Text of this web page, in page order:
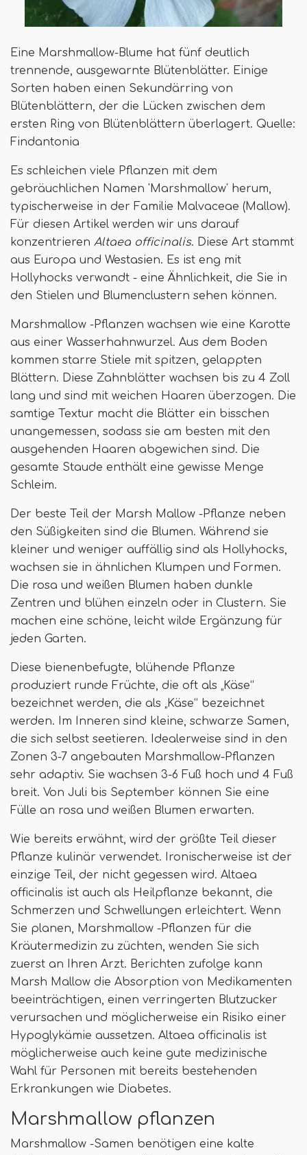
Eine Marshmallow-Blume hat fünf deutlich
trennende, ausgewarnte Blütenblätter. Einige
Sorten haben einen Sekundärring von
Blütenblättern, der die Lücken zwischen dem
ersten Ring von Blütenblättern überlagert. Quelle:
Findantonia
Es schleichen viele Pflanzen mit dem
gebräuchlichen Namen 'Marshmallow' herum,
typischerweise in der Familie Malvaceae (Mallow).
Für diesen Artikel werden wir uns darauf
konzentrieren Altaea officinalis. Diese Art stammt
aus Europa und Westasien. Es ist eng mit
Hollyhocks verwandt - eine Ähnlichkeit, die Sie in
den Stielen und Blumenclustern sehen können.
Marshmallow -Pflanzen wachsen wie eine Karotte
aus einer Wasserhahnwurzel. Aus dem Boden
kommen starre Stiele mit spitzen, gelappten
Blättern. Diese Zahnblätter wachsen bis zu 4 Zoll
lang und sind mit weichen Haaren überzogen. Die
samtige Textur macht die Blätter ein bisschen
unangemessen, sodass sie am besten mit den
ausgehenden Haaren abgewichen sind. Die
gesamte Staude enthält eine gewisse Menge
Schleim.
Der beste Teil der Marsh Mallow -Pflanze neben
den Süßigkeiten sind die Blumen. Während sie
kleiner und weniger auffällig sind als Hollyhocks,
wachsen sie in ähnlichen Klumpen und Formen.
Die rosa und weißen Blumen haben dunkle
Zentren und blühen einzeln oder in Clustern. Sie
machen eine schöne, leicht wilde Ergänzung für
jeden Garten.
Diese bienenbefugte, blühende Pflanze
produziert runde Früchte, die oft als „Käse“
bezeichnet werden, die als „Käse“ bezeichnet
werden. Im Inneren sind kleine, schwarze Samen,
die sich selbst seetieren. Idealerweise sind in den
Zonen 3-7 angebauten Marshmallow-Pflanzen
sehr adaptiv. Sie wachsen 3-6 Fuß hoch und 4 Fuß
breit. Von Juli bis September können Sie eine
Fülle an rosa und weißen Blumen erwarten.
Wie bereits erwähnt, wird der größte Teil dieser
Pflanze kulinär verwendet. Ironischerweise ist der
einzige Teil, der nicht gegessen wird. Altaea
officinalis ist auch als Heilpflanze bekannt, die
Schmerzen und Schwellungen erleichtert. Wenn
Sie planen, Marshmallow -Pflanzen für die
Kräutermedizin zu züchten, wenden Sie sich
zuerst an Ihren Arzt. Berichten zufolge kann
Marsh Mallow die Absorption von Medikamenten
beeinträchtigen, einen verringerten Blutzucker
verursachen und möglicherweise ein Risiko einer
Hypoglykämie aussetzen. Altaea officinalis ist
möglicherweise auch keine gute medizinische
Wahl für Personen mit bereits bestehenden
Erkrankungen wie Diabetes.
Marshmallow pflanzen
Marshmallow -Samen benötigen eine kalte